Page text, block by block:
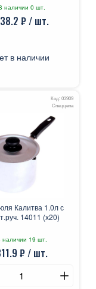
наличии 0 шт.
₽ / шт.
в наличии
Код: 03909
Спеццена
Калитва 1.0л с
14011 (х20)
наличии 19 шт.
₽ / шт.